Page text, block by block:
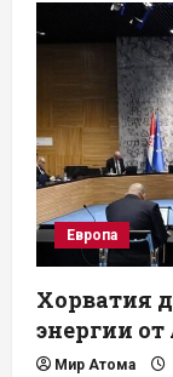
Европа
Хорватия
энергии от
Мир Атома